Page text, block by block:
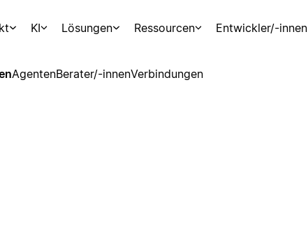
KI Lösungen Ressourcen Entwickler/-innen
AgentenBerater/-innenVerbindungen